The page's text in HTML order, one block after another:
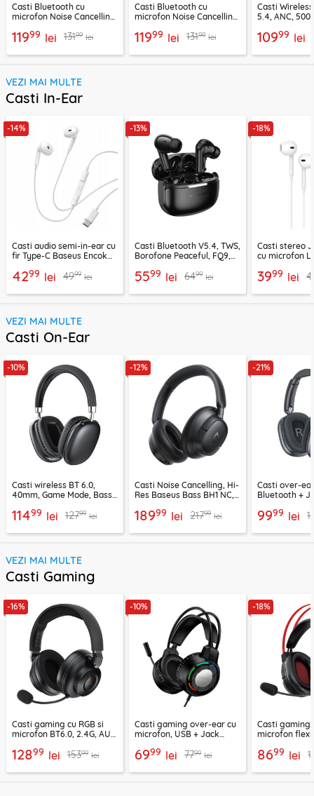
Casti Bluetooth cu
microfon Noise Cancelling
11999 lei 13199 lei
Casti Bluetooth cu
microfon Noise Cancelling
11999 lei 13199 lei
Casti
5.4, ANC,
10999 lei
VEZI MAI MULTE
Casti In-Ear
-14%
Casti audio semi-in-ear cu
fir Type-C Baseus Encok
4299 lei 4999 lei
-13%
Casti Bluetooth V5.4, TWS,
Borofone Peaceful, FQ9,
5599 lei 6499 lei
-18%
Casti stereo
cu microfon
3999 lei
VEZI MAI MULTE
Casti On-Ear
-10%
Casti wireless BT 6.0,
40mm, Game Mode, Bass
11499 lei 12799 lei
-12%
Casti Noise Cancelling, Hi-
Res Baseus Bass BH1 NC,
18999 lei 21799 lei
-21%
Casti over-
Bluetooth +
9999 lei
VEZI MAI MULTE
Casti Gaming
-16%
Casti gaming cu RGB si
microfon BT6.0, 2.4G, AUX
12899 lei 15399 lei
-10%
Casti gaming over-ear cu
microfon, USB + Jack
BO112
6999 lei 7799 lei
-18%
Casti gaming
microfon
8699 lei